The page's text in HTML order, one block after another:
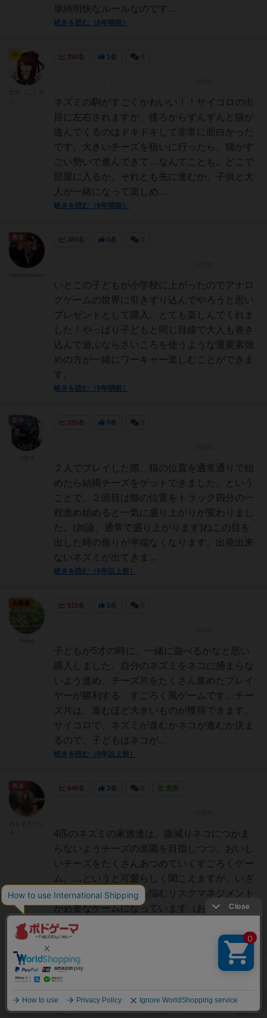
単純明快なルールなのです...
続きを読む（8年弱前）
250名 1名
ネズミの駒がすごくかわいい！！サイコロの出
目に左右されますが、後ろからずんずんと猫が
進んでくるのはドキドキして非常に面白かった
です。大きいチーズを狙いに行ったら、猫がす
ごい勢いで進んできて…なんてことも。どこで
部屋に入るか、それとも先に進むか。子供と大
人が一緒になって楽しめ...
続きを読む（9年弱前）
282名 0名
いとこの子どもが小学校に上がったのでアナロ
グゲームの世界に引きずり込んでやろうと思い
プレゼントとして購入。とても楽しんでくれま
した！やっぱり子どもと同じ目線で大人も巻き
込んで遊ぶならさいころを使うような運要素強
めの方が一緒にワーキャー楽しむことができま
す。
続きを読む（9年弱前）
勇者
225名 0名
２人でプレイした際、猫の位置を通常通りで始
めたら結構チーズをゲットできました。という
ことで、２回目は猫の位置をトラック四分の一
程進め始めると一気に盛り上がりが変わりまし
た。(勿論、通常で盛り上がります)ねこの目を
出した時の焦りが半端なくなります。出発出来
ないネズミが出てきま...
続きを読む（9年以上前）
511名 1名
子どもが5才の時に、一緒に遊べるかなと思い
購入しました。自分のネズミをネコに捕まらな
いよう進め、チーズ片をたくさん集めたプレイ
ヤーが勝利する、すごろく風ゲームです。チー
ズ片は、進むほど大きいものが獲得できます。
サイコロで、ネズミが進むかネコが進むか決ま
るので、子どもはネコが...
続きを読む（9年以上前）
大賢者
649名 3名 充実
4匹のネズミの家族達は、腹減りネコにつかま
らないようチーズの楽園を目指しつつ、おいし
いチーズをたくさんあつめていくすごろくゲー
ム。…というと可愛らしく聞こえますが、いざ
やってみると、大人も悩むリスクマネジメント
が必要なゲームになっています（おおげさ？）
自分のコマになるネズミ...
続きを読む（9年以上前）
勇者
384名
皇帝
HAIR EY